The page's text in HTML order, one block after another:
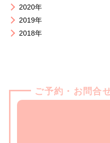
2020年
2019年
2018年
ご予約・お問合